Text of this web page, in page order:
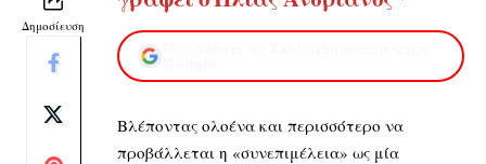
Δημοσίευση
Βλέποντας ολοένα και περισσότερο να
προβάλλεται η «συνεπιμέλεια» ως μία